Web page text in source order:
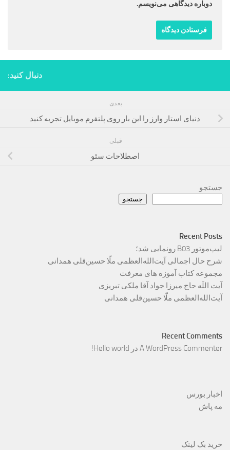
دوباره دیدگاهی می‌نویسم.
دنبال کنید:
بعدی
دنیای استار وارز را این‌ بار روی پلتفرم موبایل تجربه کنید
قبلی
اصطلاحات سئو
جستجو
جستجو
Recent Posts
لیپ‌موتور B03 رونمایی شد؛
شرح حال اجمالی آیت‌الله‌العظمی ملّا حسین‌قلی همدانی
مجموعه کتاب آموزه های معرفت
آیت اللَه حاج میرزا جواد آقا ملکی تبریزی
آیت‌الله‌العظمی ملّا حسین‌قلی همدانی
Recent Comments
A WordPress Commenter در Hello world!
اخبار بورس
مه پاش
خرید بک لینک